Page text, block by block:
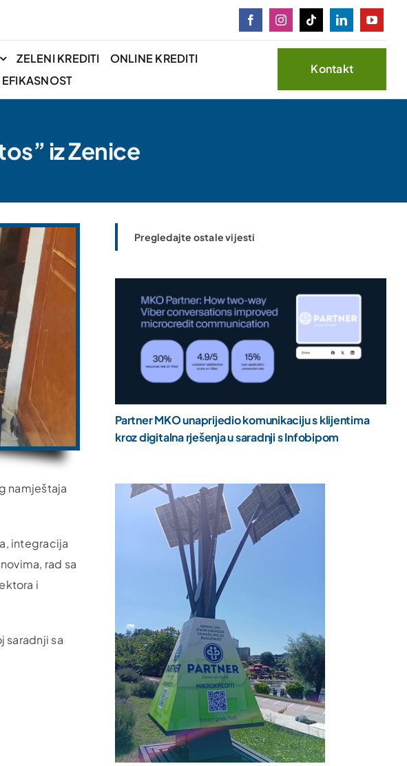
ZELENI KREDITI
ONLINE KREDITI
EFIKASNOST
Kontakt
iz Zenice
namještaja
integracija
rad sa
i
saradnji sa
Pregledajte ostale vijesti
Partner MKO unaprijedio komunikaciju s klijentima
kroz digitalna rješenja u saradnji s Infobipom